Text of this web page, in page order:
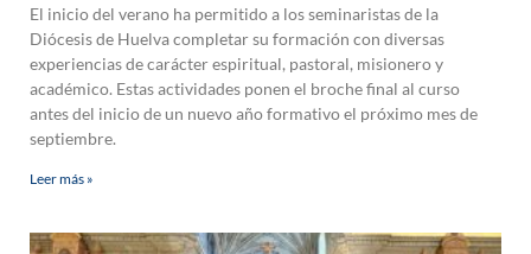
El inicio del verano ha permitido a los seminaristas de la
Diócesis de Huelva completar su formación con diversas
experiencias de carácter espiritual, pastoral, misionero y
académico. Estas actividades ponen el broche final al curso
antes del inicio de un nuevo año formativo el próximo mes de
septiembre.
Leer más »